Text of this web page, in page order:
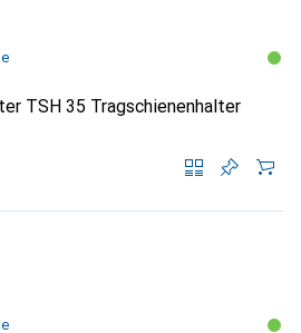
TSH 35 Tragschienenhalter